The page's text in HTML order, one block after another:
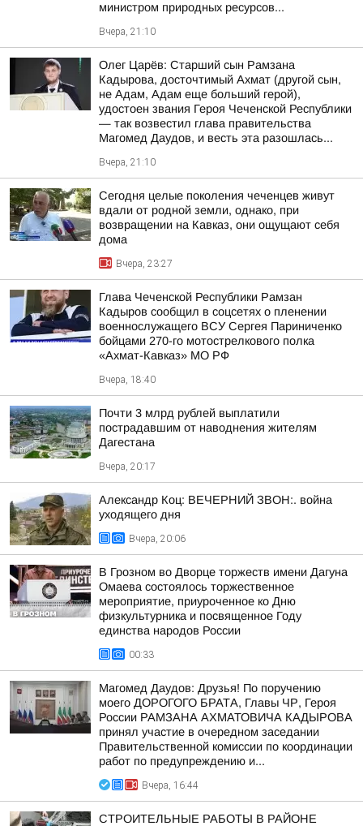
министром природных ресурсов...
Вчера, 21:10
Олег Царёв: Старший сын Рамзана
Кадырова, досточтимый Ахмат (другой сын,
не Адам, Адам еще больший герой),
удостоен звания Героя Чеченской Республики
— так возвестил глава правительства
Магомед Даудов, и весть эта разошлась...
Вчера, 21:10
Сегодня целые поколения чеченцев живут
вдали от родной земли, однако, при
возвращении на Кавказ, они ощущают себя
дома
Вчера, 23:27
Глава Чеченской Республики Рамзан
Кадыров сообщил в соцсетях о пленении
военнослужащего ВСУ Сергея Париниченко
бойцами 270-го мотострелкового полка
«Ахмат-Кавказ» МО РФ
Вчера, 18:40
Почти 3 млрд рублей выплатили
пострадавшим от наводнения жителям
Дагестана
Вчера, 20:17
Александр Коц: ВЕЧЕРНИЙ ЗВОН:. война
уходящего дня
Вчера, 20:06
В Грозном во Дворце торжеств имени Дагуна
Омаева состоялось торжественное
мероприятие, приуроченное ко Дню
физкультурника и посвященное Году
единства народов России
00:33
Магомед Даудов: Друзья! По поручению
моего ДОРОГОГО БРАТА, Главы ЧР, Героя
России РАМЗАНА АХМАТОВИЧА КАДЫРОВА
принял участие в очередном заседании
Правительственной комиссии по координации
работ по предупреждению и...
Вчера, 16:44
СТРОИТЕЛЬНЫЕ РАБОТЫ В РАЙОНЕ